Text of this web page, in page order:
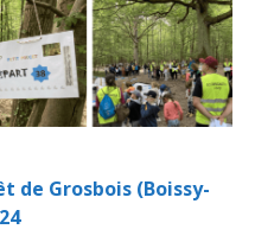
de Grosbois (Boissy-